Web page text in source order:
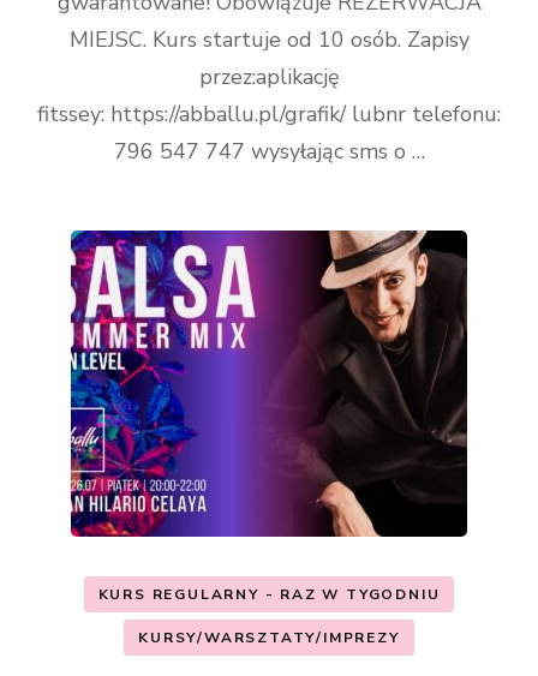
MIEJSC. Kurs startuje od 10 osób. Zapisy
przez:aplikację
fitssey: https://abballu.pl/grafik/ lubnr telefonu:
796 547 747 wysyłając sms o …
KURS REGULARNY - RAZ W TYGODNIU
KURSY/WARSZTATY/IMPREZY